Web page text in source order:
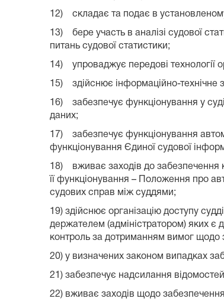
12) складає та подає в установленому
13) бере участь в аналізі судової
питань судової статистики;
14) упроваджує передові технології
15) здійснює інформаційно-технічне
16) забезпечує функціонування у
даних;
17) забезпечує функціонування
функціонування Єдиної судової
18) вживає заходів до забезпечення
її функціонування – Положення про
судових справ між суддями;
19) здійснює організацію доступу
держателем (адміністратором) яких
контроль за дотриманням вимог щодо
20) у визначених законом випадках
21) забезпечує надсилання
22) вживає заходів щодо